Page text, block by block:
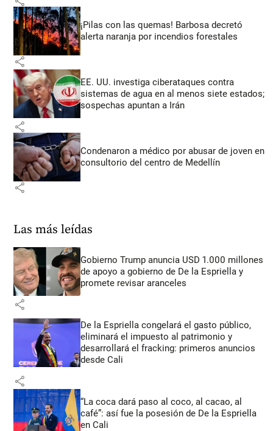
¡Pilas con las quemas! Barbosa decretó
alerta naranja por incendios forestales
share
EE. UU. investiga ciberataques contra
sistemas de agua en al menos siete estados;
sospechas apuntan a Irán
share
Condenaron a médico por abusar de joven en
consultorio del centro de Medellín
share
Las más leídas
Gobierno Trump anuncia USD 1.000 millones
de apoyo a gobierno de De la Espriella y
promete revisar aranceles
share
De la Espriella congelará el gasto público,
eliminará el impuesto al patrimonio y
desarrollará el fracking: primeros anuncios
desde Cali
share
“La coca dará paso al coco, al cacao, al
café”: así fue la posesión de De la Espriella
en Cali